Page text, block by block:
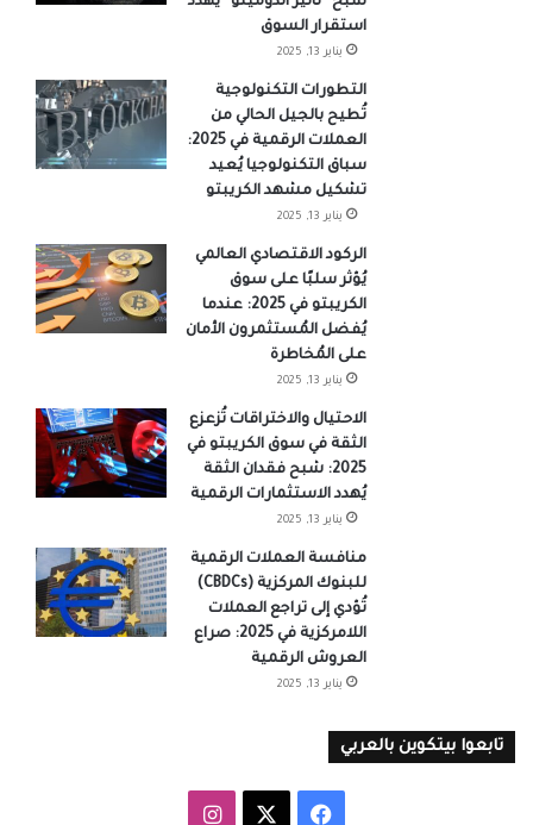
استقرار السوق
يناير 13, 2025
التطورات التكنولوجية
تُطيح بالجيل الحالي من
العملات الرقمية في 2025:
سباق التكنولوجيا يُعيد
تشكيل مشهد الكريبتو
يناير 13, 2025
الركود الاقتصادي العالمي
يُؤثر سلبًا على سوق
الكريبتو في 2025: عندما
يُفضل المُستثمرون الأمان
على المُخاطرة
يناير 13, 2025
الاحتيال والاختراقات تُزعزع
الثقة في سوق الكريبتو في
2025: شبح فقدان الثقة
يُهدد الاستثمارات الرقمية
يناير 13, 2025
منافسة العملات الرقمية
للبنوك المركزية (CBDCs)
تُؤدي إلى تراجع العملات
اللامركزية في 2025: صراع
العروش الرقمية
يناير 13, 2025
تابعوا بيتكوين بالعربي
فيسبوك انستقرام